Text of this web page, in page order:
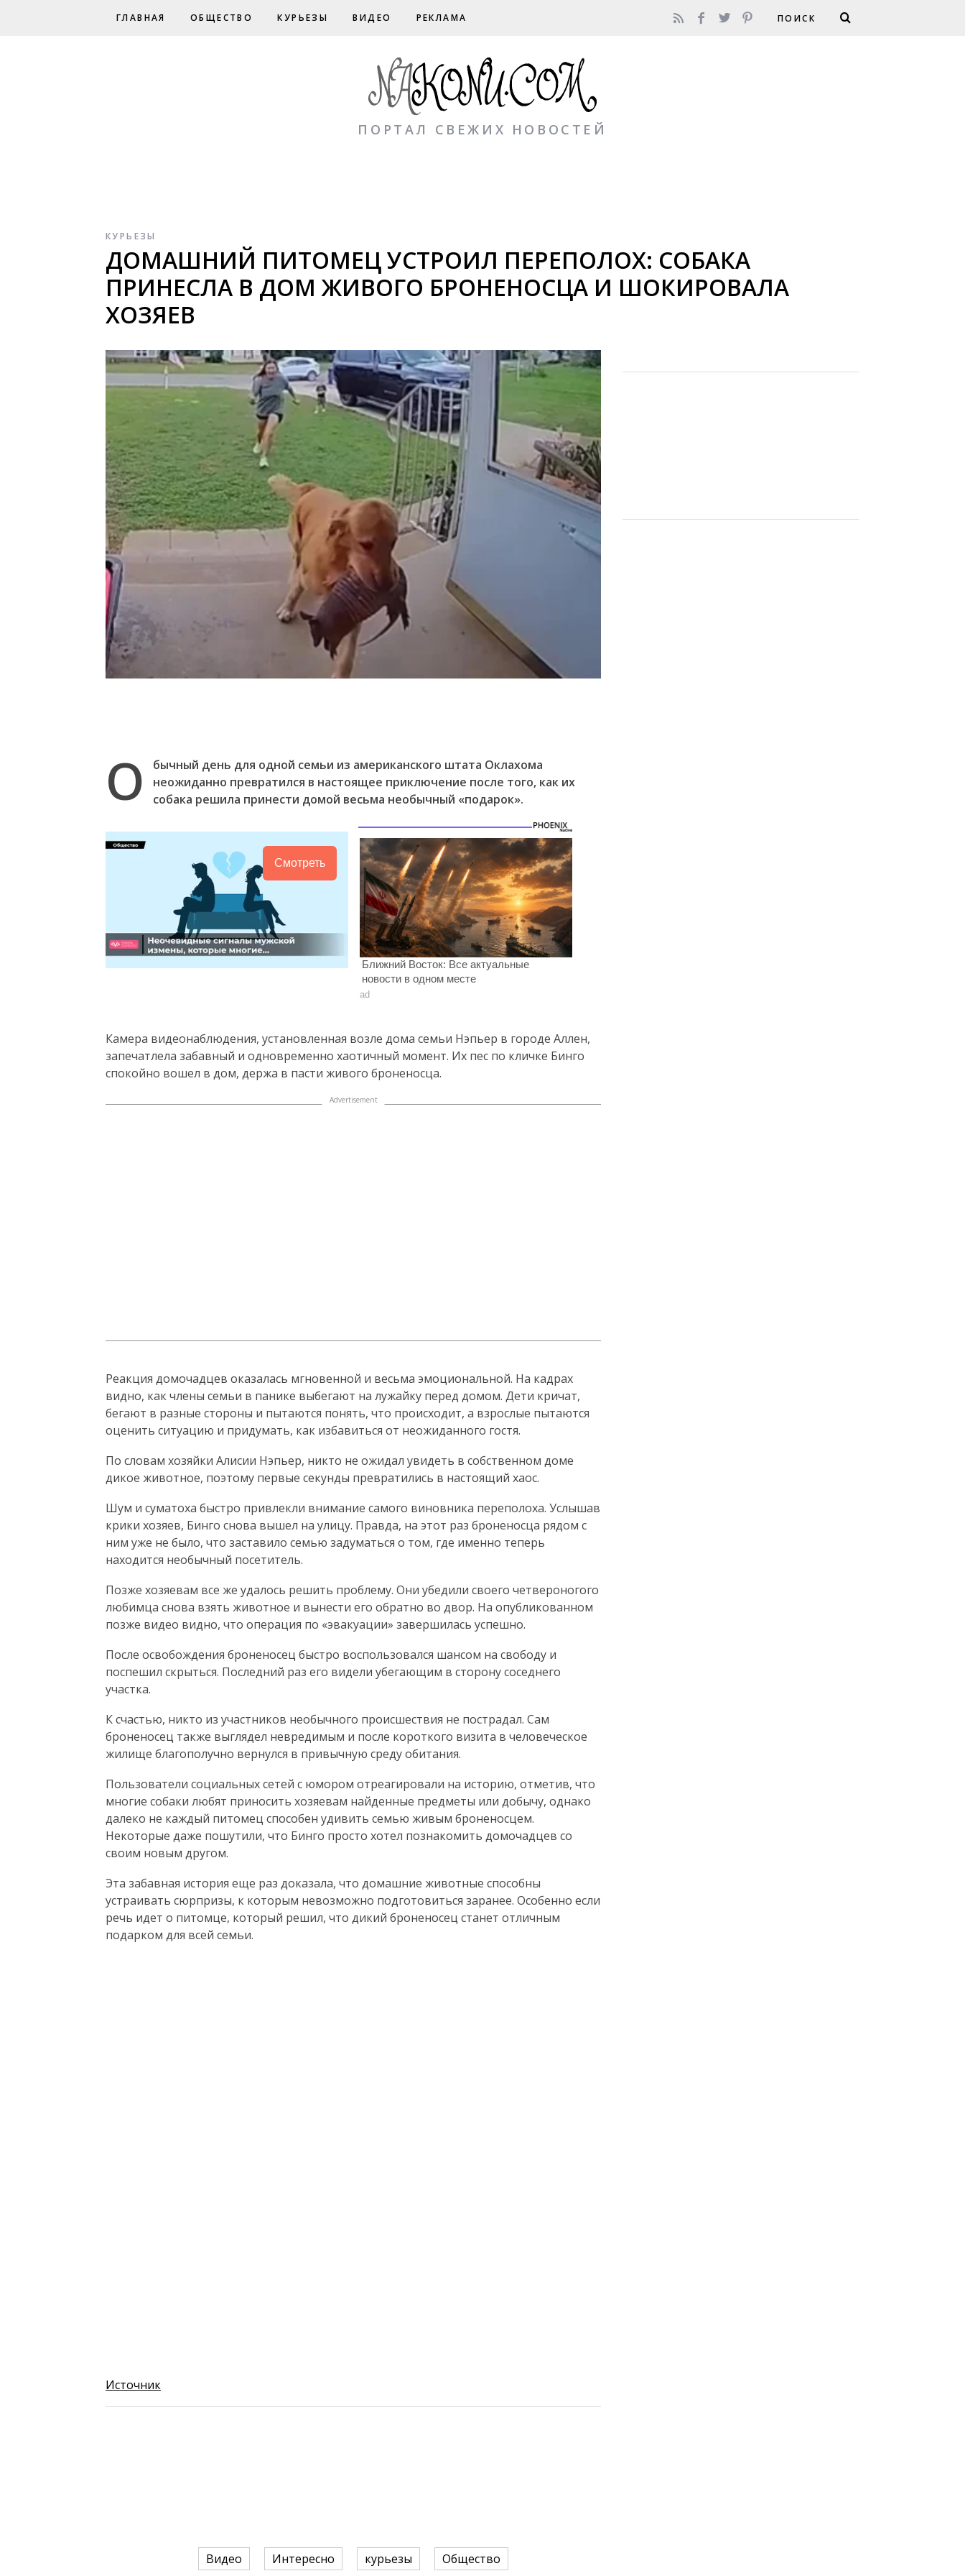
ГЛАВНАЯ ОБЩЕСТВО КУРЬЕЗЫ ВИДЕО РЕКЛАМА
ПОРТАЛ СВЕЖИХ НОВОСТЕЙ
КУРЬЕЗЫ
ДОМАШНИЙ ПИТОМЕЦ УСТРОИЛ ПЕРЕПОЛОХ: СОБАКА
ПРИНЕСЛА В ДОМ ЖИВОГО БРОНЕНОСЦА И ШОКИРОВАЛА
ХОЗЯЕВ
О
бычный день для одной семьи из американского штата Оклахома
неожиданно превратился в настоящее приключение после того, как их
собака решила принести домой весьма необычный «подарок».
Смотреть
Ближний Восток: Все актуальные
новости в одном месте
ad
Камера видеонаблюдения, установленная возле дома семьи Нэпьер в городе Аллен,
запечатлела забавный и одновременно хаотичный момент. Их пес по кличке Бинго
спокойно вошел в дом, держа в пасти живого броненосца.
Реакция домочадцев оказалась мгновенной и весьма эмоциональной. На кадрах
видно, как члены семьи в панике выбегают на лужайку перед домом. Дети кричат,
бегают в разные стороны и пытаются понять, что происходит, а взрослые пытаются
оценить ситуацию и придумать, как избавиться от неожиданного гостя.
По словам хозяйки Алисии Нэпьер, никто не ожидал увидеть в собственном доме
дикое животное, поэтому первые секунды превратились в настоящий хаос.
Шум и суматоха быстро привлекли внимание самого виновника переполоха. Услышав
крики хозяев, Бинго снова вышел на улицу. Правда, на этот раз броненосца рядом с
ним уже не было, что заставило семью задуматься о том, где именно теперь
находится необычный посетитель.
Позже хозяевам все же удалось решить проблему. Они убедили своего четвероногого
любимца снова взять животное и вынести его обратно во двор. На опубликованном
позже видео видно, что операция по «эвакуации» завершилась успешно.
После освобождения броненосец быстро воспользовался шансом на свободу и
поспешил скрыться. Последний раз его видели убегающим в сторону соседнего
участка.
К счастью, никто из участников необычного происшествия не пострадал. Сам
броненосец также выглядел невредимым и после короткого визита в человеческое
жилище благополучно вернулся в привычную среду обитания.
Пользователи социальных сетей с юмором отреагировали на историю, отметив, что
многие собаки любят приносить хозяевам найденные предметы или добычу, однако
далеко не каждый питомец способен удивить семью живым броненосцем.
Некоторые даже пошутили, что Бинго просто хотел познакомить домочадцев со
своим новым другом.
Эта забавная история еще раз доказала, что домашние животные способны
устраивать сюрпризы, к которым невозможно подготовиться заранее. Особенно если
речь идет о питомце, который решил, что дикий броненосец станет отличным
подарком для всей семьи.
Источник
Видео Интересно курьезы Общество